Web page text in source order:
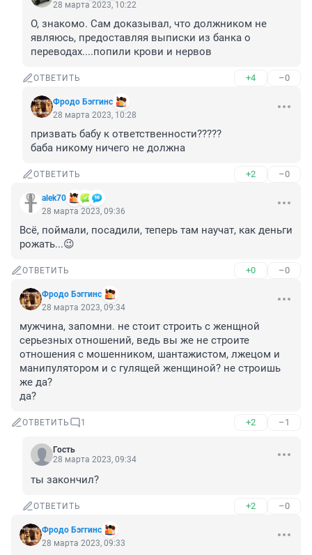
28 марта 2023, 10:22
О, знакомо. Сам доказывал, что должником не
являюсь, предоставляя выписки из банка о
переводах....попили крови и нервов
ОТВЕТИТЬ +4 –0
Фродо Бэггинс
28 марта 2023, 10:28
призвать бабу к ответственности?????
баба никому ничего не должна
ОТВЕТИТЬ +2 –0
alek70
28 марта 2023, 09:36
Всё, поймали, посадили, теперь там научат, как деньги
рожать...😉
ОТВЕТИТЬ +0 –0
Фродо Бэггинс
28 марта 2023, 09:34
мужчина, запомни. не стоит строить с женщной
серьезных отношений, ведь вы же не строите
отношения с мошенником, шантажистом, лжецом и
манипулятором и с гулящей женщиной? не строишь
же да?
да?
ОТВЕТИТЬ 1 +2 –1
Гость
28 марта 2023, 09:34
ты закончил?
ОТВЕТИТЬ +2 –0
Фродо Бэггинс
28 марта 2023, 09:33